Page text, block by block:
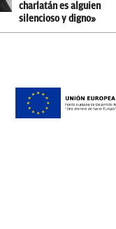
charlatán es alguien
silencioso y digno»